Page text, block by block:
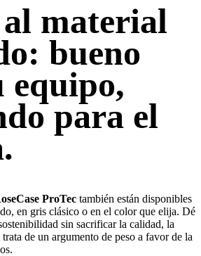
material
bueno
equipo,
para el
ProTec también están disponibles
en gris clásico o en el color que elija. Dé
sin sacrificar la calidad, la
de un argumento de peso a favor de la